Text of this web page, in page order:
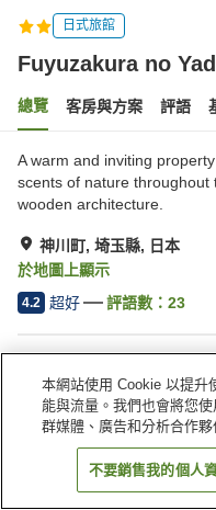
日式旅館
Fuyuzakura no
總覽 客房與方案 評語
A warm and inviting
scents of nature
wooden architecture.
神川町, 埼玉縣, 日本
於地圖上顯示
4.2 超好 評語數： 23
停車場
商店
日本 埼玉縣 神
本網站使用 Cookie 以提升
能與流量。我們也會將您
群媒體、廣告和分析合作夥
不要銷售我的個人